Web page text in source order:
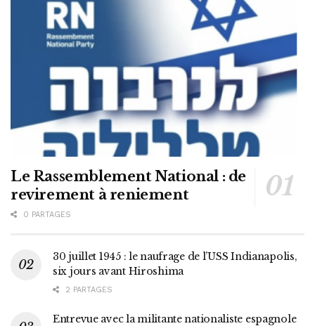
Le Rassemblement National : de
revirement à reniement
0 PARTAGES
30 juillet 1945 : le naufrage de l’USS Indianapolis,
six jours avant Hiroshima
2 PARTAGES
Entrevue avec la militante nationaliste espagnole